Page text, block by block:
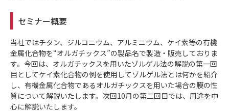
セミナー概要
当社ではチタン、ジルコニウム、アルミニウム、ケイ素等の有機
金属化合物を“オルガチックス”の製品名で製造・販売しておりま
す。今回は、オルガチックスを用いたゾルゲル法の解説の第一回
目としてケイ素化合物の例を使用してゾルゲル法とは何かを紹介
し、有機金属化合物であるオルガチックスを用いた場合の膜の性
質について解説いたします。次回10月の第二回目では、用途を中
心に解説いたします。